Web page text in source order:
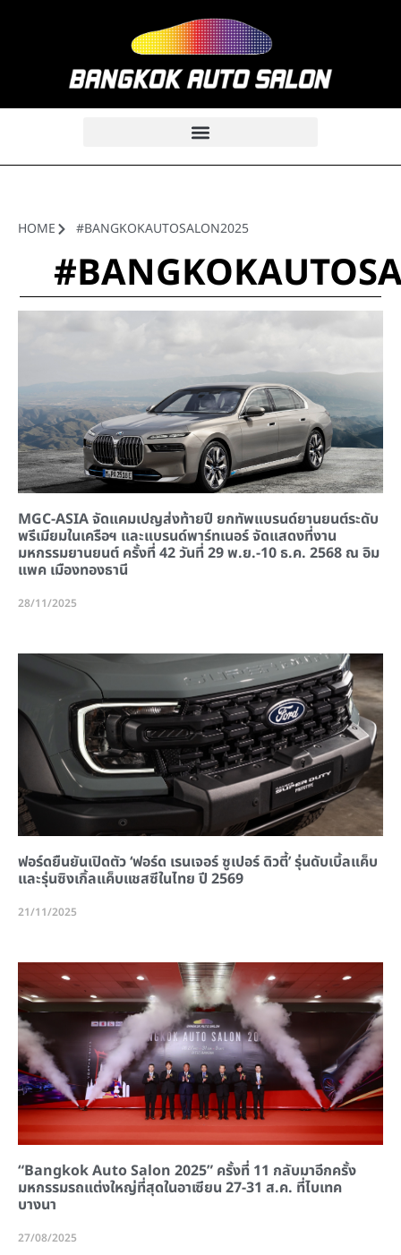
HOME #BANGKOKAUTOSALON2025
MGC-ASIA จัดแคมเปญส่งท้ายปี ยกทัพแบรนด์ยานยนต์ระดับ
พรีเมียมในเครือฯ และแบรนด์พาร์ทเนอร์ จัดแสดงที่งาน
มหกรรมยานยนต์ ครั้งที่ 42 วันที่ 29 พ.ย.-10 ธ.ค. 2568 ณ อิม
แพค เมืองทองธานี
28/11/2025
ฟอร์ดยืนยันเปิดตัว ‘ฟอร์ด เรนเจอร์ ซูเปอร์ ดิวตี้’ รุ่นดับเบิ้ลแค็บ
และรุ่นซิงเกิ้ลแค็บแชสซีในไทย ปี 2569
21/11/2025
“Bangkok Auto Salon 2025” ครั้งที่ 11 กลับมาอีกครั้ง
มหกรรมรถแต่งใหญ่ที่สุดในอาเซียน 27-31 ส.ค. ที่ไบเทค
บางนา
27/08/2025